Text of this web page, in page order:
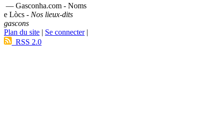
— Gasconha.com - Noms
e Lòcs - Nos lieux-dits
gascons
Plan du site | Se connecter|
RSS 2.0